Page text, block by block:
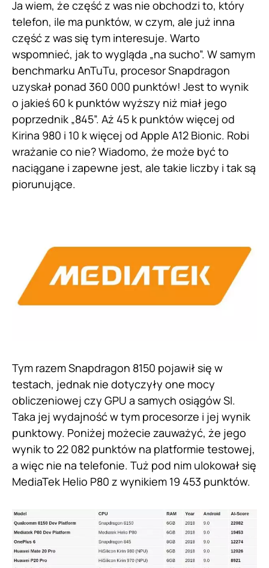
Ja wiem, że część z was nie obchodzi to, który
telefon, ile ma punktów, w czym, ale już inna
część z was się tym interesuje. Warto
wspomnieć, jak to wygląda „na sucho”. W samym
benchmarku AnTuTu, procesor Snapdragon
uzyskał ponad 360 000 punktów! Jest to wynik
o jakieś 60 k punktów wyższy niż miał jego
poprzednik „845”. Aż 45 k punktów więcej od
Kirina 980 i 10 k więcej od Apple A12 Bionic. Robi
wrażanie co nie? Wiadomo, że może być to
naciągane i zapewne jest, ale takie liczby i tak są
piorunujące.
Tym razem Snapdragon 8150 pojawił się w
testach, jednak nie dotyczyły one mocy
obliczeniowej czy GPU a samych osiągów SI.
Taka jej wydajność w tym procesorze i jej wynik
punktowy. Poniżej możecie zauważyć, że jego
wynik to 22 082 punktów na platformie testowej,
a więc nie na telefonie. Tuż pod nim ulokował się
MediaTek Helio P80 z wynikiem 19 453 punktów.